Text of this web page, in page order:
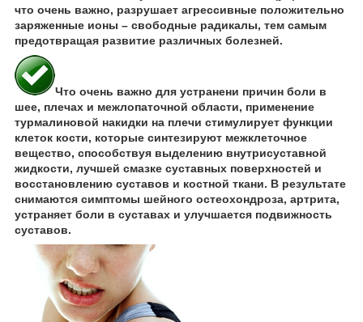
что очень важно, разрушает агрессивные положительно
заряженные ионы – свободные радикалы, тем самым
предотвращая развитие различных болезней.
Что очень важно для устранени причин боли в
шее, плечах и межлопаточной области, применение
турмалиновой накидки на плечи стимулирует функции
клеток кости, которые синтезируют межклеточное
вещество, способствуя выделению внутрисуставной
жидкости, лучшей смазке суставных поверхностей и
восстановлению суставов и костной ткани. В результате
снимаются симптомы шейного остеохондроза, артрита,
устраняет боли в суставах и улучшается подвижность
суставов.